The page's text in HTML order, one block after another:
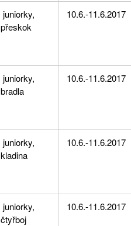
juniorky,
přeskok
10.6.-11.6.2017
juniorky,
bradla
10.6.-11.6.2017
juniorky,
kladina
10.6.-11.6.2017
juniorky,
čtyřboj
10.6.-11.6.2017